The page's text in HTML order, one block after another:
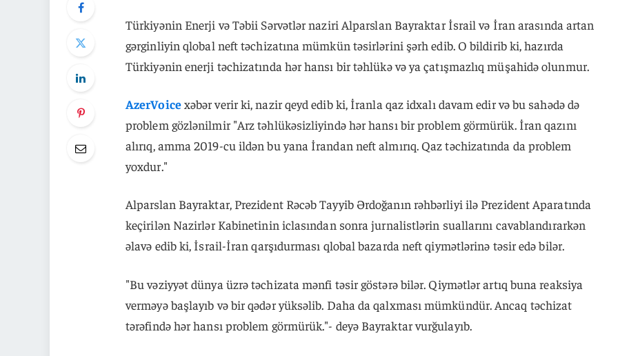
Türkiyənin Enerji və Təbii Sərvətlər naziri Alparslan Bayraktar İsrail və İran arasında artan
gərginliyin qlobal neft təchizatına mümkün təsirlərini şərh edib. O bildirib ki, hazırda
Türkiyənin enerji təchizatında hər hansı bir təhlükə və ya çatışmazlıq müşahidə olunmur.
AzerVoicexəbər verir ki, nazir qeyd edib ki, İranla qaz idxalı davam edir və bu sahədə də
problem gözlənilmir "Arz təhlükəsizliyində hər hansı bir problem görmürük. İran qazını
alırıq, amma 2019-cu ildən bu yana İrandan neft almırıq. Qaz təchizatında da problem
yoxdur."
Alparslan Bayraktar, Prezident Rəcəb Tayyib Ərdoğanın rəhbərliyi ilə Prezident Aparatında
keçirilən Nazirlər Kabinetinin iclasından sonra jurnalistlərin suallarını cavablandırarkən
əlavə edib ki, İsrail-İran qarşıdurması qlobal bazarda neft qiymətlərinə təsir edə bilər.
"Bu vəziyyət dünya üzrə təchizata mənfi təsir göstərə bilər. Qiymətlər artıq buna reaksiya
verməyə başlayıb və bir qədər yüksəlib. Daha da qalxması mümkündür. Ancaq təchizat
tərəfində hər hansı problem görmürük."- deyə Bayraktar vurğulayıb.